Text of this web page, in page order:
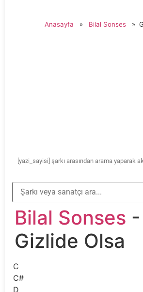
Anasayfa » Bilal Sonses »
[yazi_sayisi] şarkı arasından arama yaparak
Bilal Sonses -
Gizlide Olsa
C
C#
D